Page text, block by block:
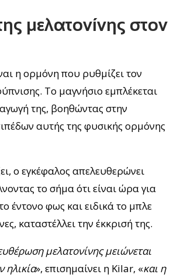
μελατονίνης στον
η ορμόνη που ρυθμίζει τον
Το μαγνήσιο εμπλέκεται
της, βοηθώντας στην
αυτής της φυσικής ορμόνης
ο εγκέφαλος απελευθερώνει
το σήμα ότι είναι ώρα για
έντονο φως και ειδικά το μπλε
καταστέλλει την έκκρισή της.
μελατονίνης μειώνεται
ηλικία», επισημαίνει η Kilar, «και η